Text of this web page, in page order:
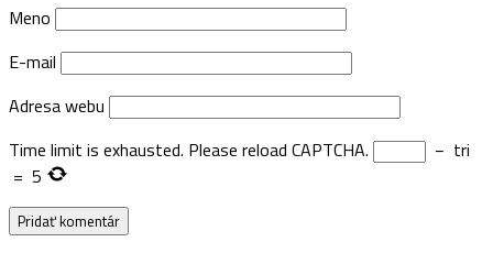
Meno
E-mail
Adresa webu
Time limit is exhausted. Please reload CAPTCHA.
− tri
= 5